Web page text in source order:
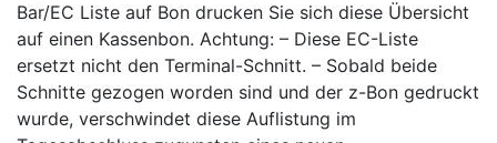
Bar/EC Liste auf Bon drucken Sie sich diese Übersicht
auf einen Kassenbon. Achtung: – Diese EC-Liste
ersetzt nicht den Terminal-Schnitt. – Sobald beide
Schnitte gezogen worden sind und der z-Bon gedruckt
wurde, verschwindet diese Auflistung im